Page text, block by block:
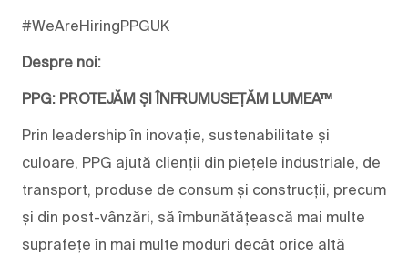
#WeAreHiringPPGUK
Despre noi:
PPG: PROTEJĂM ȘI ÎNFRUMUSEȚĂM LUMEA™
Prin leadership în inovație, sustenabilitate și
culoare, PPG ajută clienții din piețele industriale, de
transport, produse de consum și construcții, precum
și din post-vânzări, să îmbunătățească mai multe
suprafețe în mai multe moduri decât orice altă